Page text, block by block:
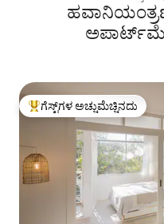
ಗೆಸ್ಟ್‌ಗಳಿಗೆ ಅತಿ ಹೆಚ್ಚು
ಗೆಸ್ಟ್‌ಗಳ ಅಚ್ಚುಮೆಚ್ಚಿನದು